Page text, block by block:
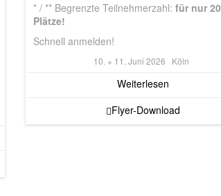
* / ** Begrenzte Teilnehmerzahl: für nur 20
Plätze!
Schnell anmelden!
10. + 11. Juni 2026 Köln
Weiterlesen
Flyer-Download